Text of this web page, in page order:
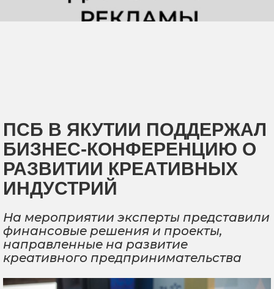
ПСБ В ЯКУТИИ ПОДДЕРЖАЛ
БИЗНЕС-КОНФЕРЕНЦИЮ О
РАЗВИТИИ КРЕАТИВНЫХ
ИНДУСТРИЙ
На мероприятии эксперты представили
финансовые решения и проекты,
направленные на развитие
креативного предпринимательства